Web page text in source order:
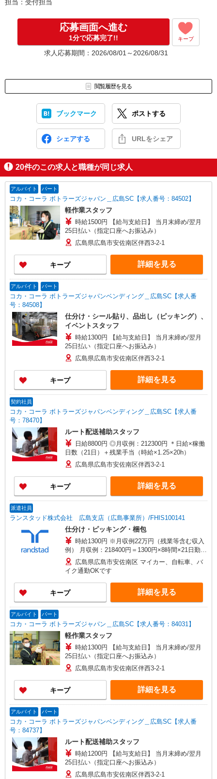
担当：受付担当
応募画面へ進む
1分で応募完了!! キープ
求人応募期間：2026/08/01～2026/08/31
閲覧履歴を見る
ブックマーク ポストする
シェアする URLをシェア
20件のこの求人と職種が同じ求人
アルバイト パート
コカ・コーラ ボトラーズジャパン＿広島SC【求人番号：84502】
軽作業スタッフ
時給1500円 【給与支給日】 当月末締め/翌月
25日払い（指定口座へお振込み）
広島県広島市安佐南区伴西3-2-1
キープ 詳細を見る
アルバイト パート
コカ・コーラ ボトラーズジャパンベンディング＿広島SC【求人番
号：84508】
仕分け・シール貼り、品出し（ピッキング）、
イベントスタッフ
時給1300円 【給与支給日】 当月末締め/翌月
25日払い（指定口座へお振込み）
広島県広島市安佐南区伴西3-2-1
キープ 詳細を見る
契約社員
コカ・コーラ ボトラーズジャパンベンディング＿広島SC【求人番
号：78470】
ルート配送補助スタッフ
日給8800円 ◎月収例：212300円 ＊日給×稼働
日数（21日）＋残業手当（時給×1.25×20h）
広島県広島市安佐南区伴西3-2-1
キープ 詳細を見る
派遣社員
ランスタッド株式会社 広島支店（広島事業所）/FHIS100141
仕分け・ピッキング・梱包
時給1300円 ※月収例22万円（残業等含む収入
例） 月収例：218400円＝1300円×8時間×21日勤務
の場合＋残業代、交通費別途支給 ※交通費実費支
給／当社規定あり。
広島県広島市安佐南区 マイカー、自転車、バ
イク通勤OKです
キープ 詳細を見る
アルバイト パート
コカ・コーラ ボトラーズジャパン＿広島SC【求人番号：84031】
軽作業スタッフ
時給1300円 【給与支給日】 当月末締め/翌月
25日払い（指定口座へお振込み）
広島県広島市安佐南区伴西3-2-1
キープ 詳細を見る
アルバイト パート
コカ・コーラ ボトラーズジャパンベンディング＿広島SC【求人番
号：84737】
ルート配送補助スタッフ
時給1200円 【給与支給日】 当月末締め/翌月
25日払い（指定口座へお振込み）
広島県広島市安佐南区伴西3-2-1